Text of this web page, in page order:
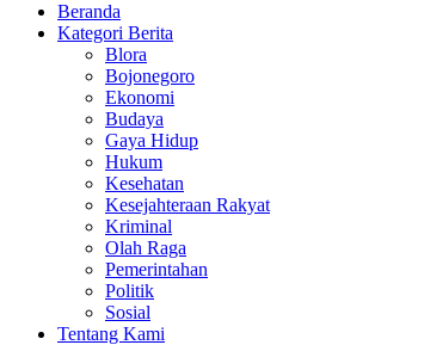
Beranda
Kategori Berita
Blora
Bojonegoro
Ekonomi
Budaya
Gaya Hidup
Hukum
Kesehatan
Kesejahteraan Rakyat
Kriminal
Olah Raga
Pemerintahan
Politik
Sosial
Tentang Kami